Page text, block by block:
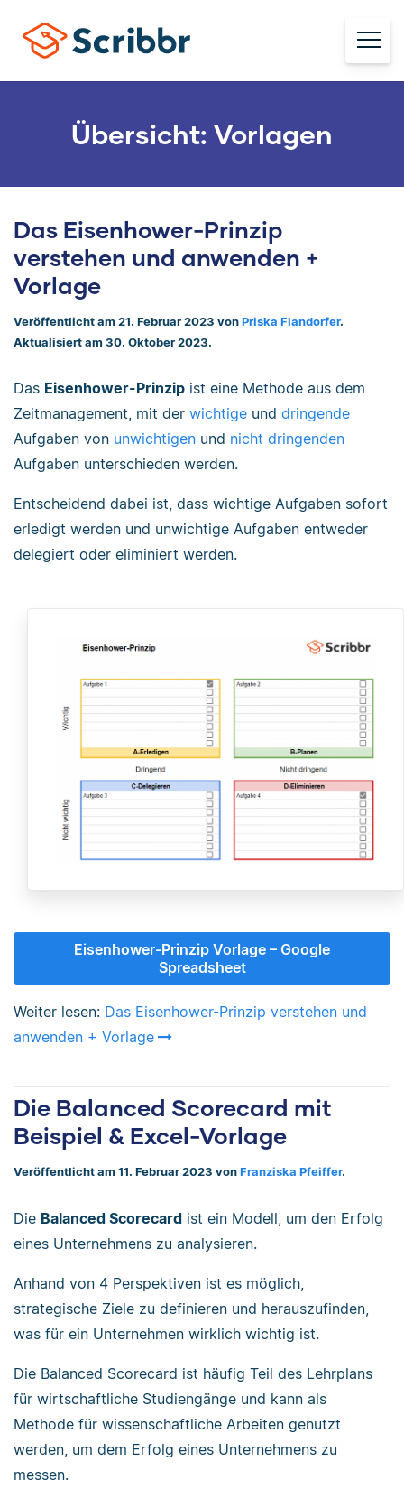
Übersicht: Vorlagen
Das Eisenhower-Prinzip
verstehen und anwenden +
Vorlage
Veröffentlicht am 21. Februar 2023 von Priska Flandorfer.
Aktualisiert am 30. Oktober 2023.
Das Eisenhower-Prinzip ist eine Methode aus dem
Zeitmanagement, mit der wichtige und dringende
Aufgaben von unwichtigen und nicht dringenden
Aufgaben unterschieden werden.
Entscheidend dabei ist, dass wichtige Aufgaben sofort
erledigt werden und unwichtige Aufgaben entweder
delegiert oder eliminiert werden.
Eisenhower-Prinzip Vorlage – Google
Spreadsheet
Weiter lesen: Das Eisenhower-Prinzip verstehen und
anwenden + Vorlage
Die Balanced Scorecard mit
Beispiel & Excel-Vorlage
Veröffentlicht am 11. Februar 2023 von Franziska Pfeiffer.
Die Balanced Scorecard ist ein Modell, um den Erfolg
eines Unternehmens zu analysieren.
Anhand von 4 Perspektiven ist es möglich,
strategische Ziele zu definieren und herauszufinden,
was für ein Unternehmen wirklich wichtig ist.
Die Balanced Scorecard ist häufig Teil des Lehrplans
für wirtschaftliche Studiengänge und kann als
Methode für wissenschaftliche Arbeiten genutzt
werden, um dem Erfolg eines Unternehmens zu
messen.